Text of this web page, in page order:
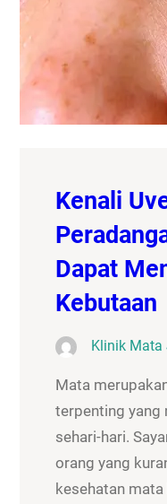
Kenali
Dapat
Kebutaan
Klinik
Mata
terpenting yang
sehari-hari.
orang yang
kesehatan